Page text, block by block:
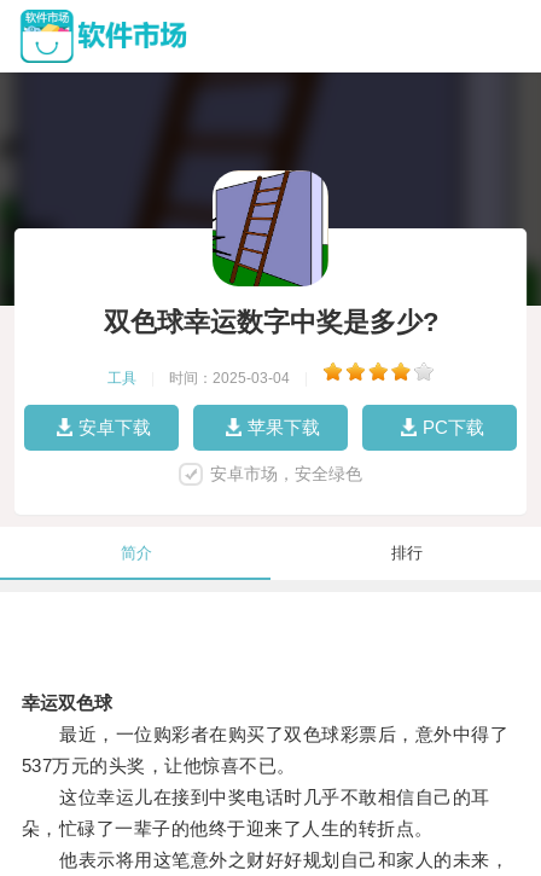
双色球幸运数字中奖是多少?
工具 时间：2025-03-04
安卓下载 苹果下载 PC下载
安卓市场，安全绿色
简介 排行
幸运双色球
最近，一位购彩者在购买了双色球彩票后，意外中得了
537万元的头奖，让他惊喜不已。
这位幸运儿在接到中奖电话时几乎不敢相信自己的耳
朵，忙碌了一辈子的他终于迎来了人生的转折点。
他表示将用这笔意外之财好好规划自己和家人的未来，